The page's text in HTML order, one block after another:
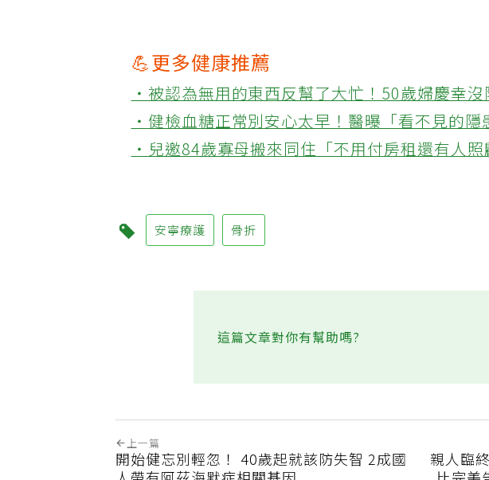
💪更多健康推薦
‧被認為無用的東西反幫了大忙！50歲婦慶幸
‧健檢血糖正常別安心太早！醫曝「看不見的
‧兒邀84歲寡母搬來同住「不用付房租還有人
安寧療護 骨折
上一篇
開始健忘別輕忽！ 40歲起就該防失智 2成國 親人臨